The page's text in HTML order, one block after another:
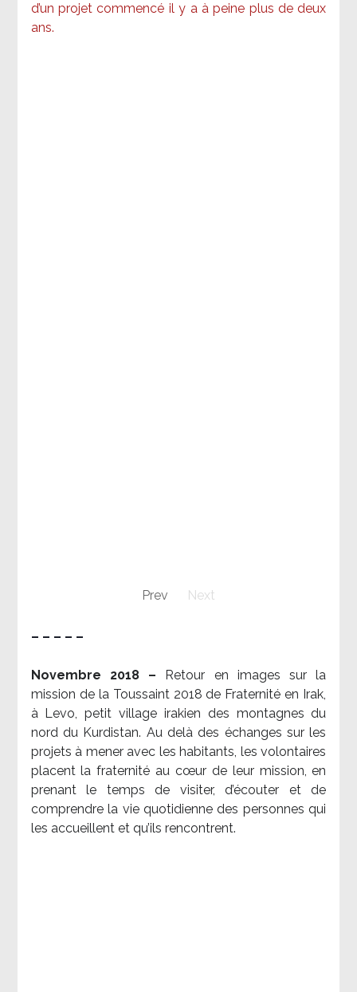
d’un projet commencé il y a à peine plus de deux
ans.
Prev Next
– – – – –
Novembre 2018 –
Retour en images sur la
mission de la Toussaint 2018 de Fraternité en Irak,
à Levo, petit village irakien des montagnes du
nord du Kurdistan. Au delà des échanges sur les
projets à mener avec les habitants, les volontaires
placent la fraternité au cœur de leur mission, en
prenant le temps de visiter, d’écouter et de
comprendre la vie quotidienne des personnes qui
les accueillent et qu’ils rencontrent.